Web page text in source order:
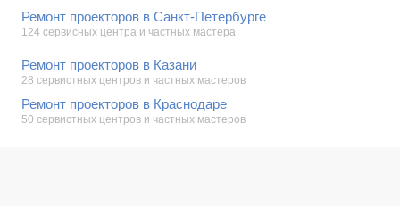
Ремонт проекторов в Санкт-Петербурге
124 сервисных центра и частных мастера
Ремонт проекторов в Казани
28 сервистных центров и частных мастеров
Ремонт проекторов в Краснодаре
50 сервистных центров и частных мастеров